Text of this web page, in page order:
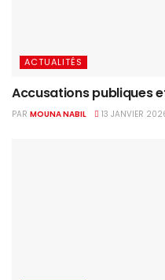
ACTUALITÉS
Accusations publiques
PAR MOUNA NABIL 13 JANVIER